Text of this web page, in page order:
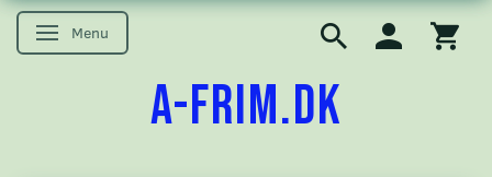
Skifte navigation
Menu
A-FRIM.DK